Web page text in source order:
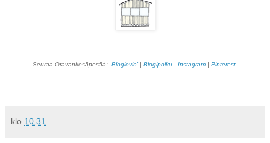
Seuraa Oravankesäpesää: Bloglovin' | Blogipolku | Instagram | Pinterest
klo 10.31